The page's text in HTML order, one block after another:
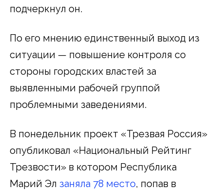
подчеркнул он.
По его мнению единственный выход из
ситуации — повышение контроля со
стороны городских властей за
выявленными рабочей группой
проблемными заведениями.
В понедельник проект «Трезвая Россия»
опубликовал «Национальный Рейтинг
Трезвости» в котором Республика
Марий Эл заняла 78 место, попав в